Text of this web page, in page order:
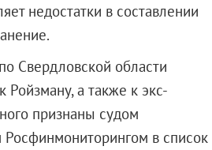
недостатки в составлении
Свердловской области
а также к экс-
признаны судом
в список